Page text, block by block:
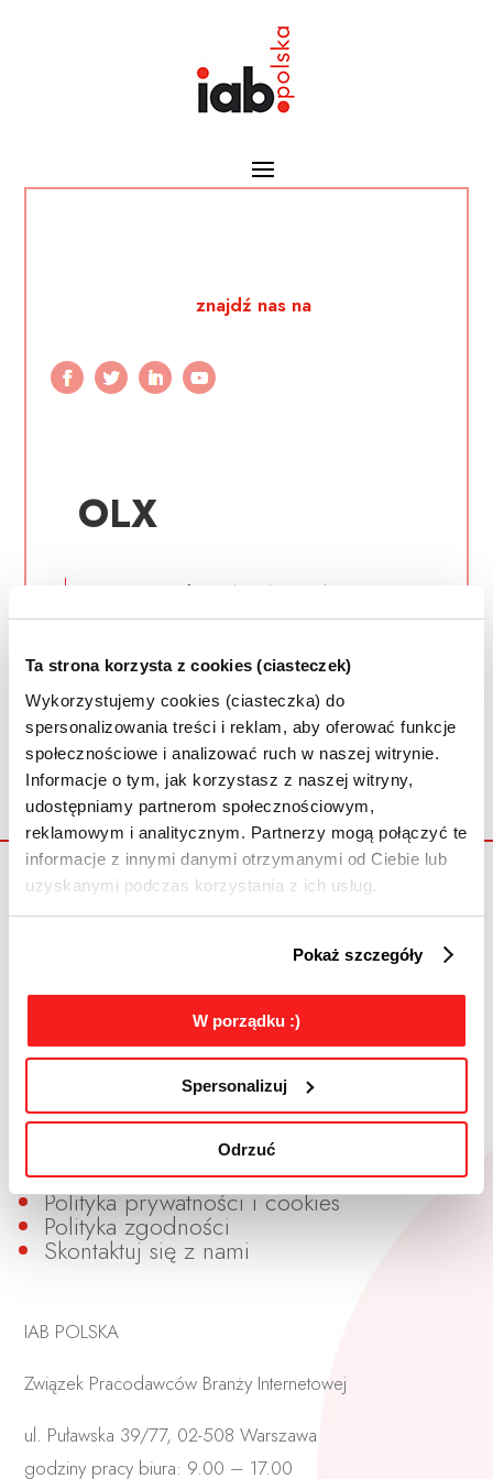
Ta strona korzysta z cookies (ciasteczek)
Wykorzystujemy cookies (ciasteczka) do
spersonalizowania treści i reklam, aby oferować funkcje
społecznościowe i analizować ruch w naszej witrynie.
Informacje o tym, jak korzystasz z naszej witryny,
udostępniamy partnerom społecznościowym,
reklamowym i analitycznym. Partnerzy mogą połączyć te
informacje z innymi danymi otrzymanymi od Ciebie lub
uzyskanymi podczas korzystania z ich usług.
Pokaż szczegóły
W porządku :)
Spersonalizuj
Odrzuć
znajdź nas na
OLX
Adres:
ul. Królowej Jadwigi 43,
61-872 Poznań
przejdź na oficjalną stronę
Dołącz do IAB Polska
Zostań sygnatariuszem Kodeksu Dobrych
Praktyk Reklamy Programmatic
Odwiedź Blog IABLKO
Zostań subskrybentem naszych newsletterów
Otrzymaj patronat IAB Polska
Regulamin serwisu
Polityka prywatności i cookies
Polityka zgodności
Skontaktuj się z nami
IAB POLSKA
Związek Pracodawców Branży Internetowej
ul. Puławska 39/77, 02-508 Warszawa
godziny pracy biura: 9.00 – 17.00